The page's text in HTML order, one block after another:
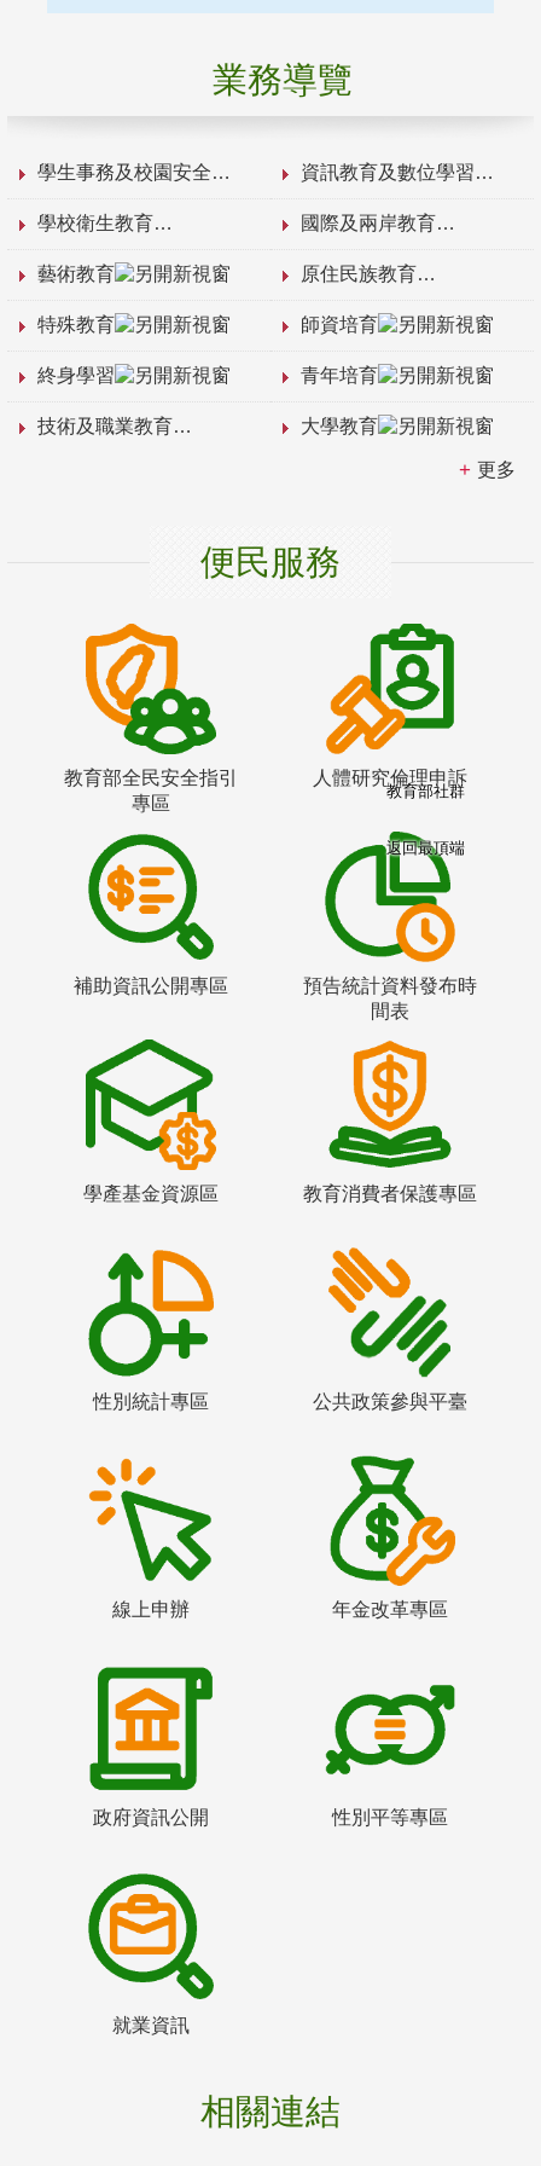
業務導覽
學生事務及校園安全 資訊教育及數位學習
學校衛生教育 國際及兩岸教育
藝術教育 原住民族教育
特殊教育 師資培育
終身學習 青年培育
技術及職業教育 大學教育
更多
便民服務
教育部全民安全指引
專區
人體研究倫理申訴
補助資訊公開專區
預告統計資料發布時
間表
學產基金資源區 教育消費者保護專區
性別統計專區 公共政策參與平臺
線上申辦 年金改革專區
政府資訊公開 性別平等專區
就業資訊
相關連結
教育部社群
返回最頂端